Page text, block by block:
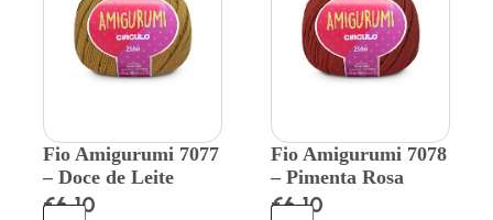
Fio Amigurumi 7077
– Doce de Leite
€6.10
Fio Amigurumi 7078
– Pimenta Rosa
€6.10